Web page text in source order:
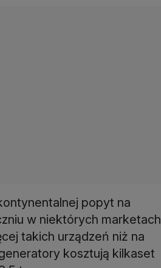
popyt na
w niektórych marketach
takich urządzeń niż na
kosztują kilkaset